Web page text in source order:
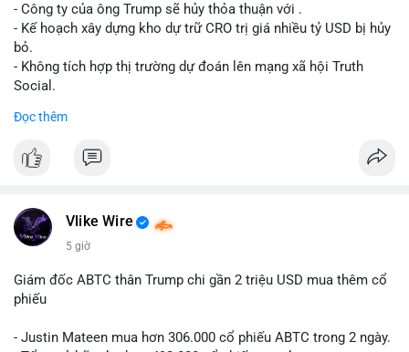
Lời khuyên cho nhà đầu tư nhỏ lẻ: Theo dõi xác nhận giao dịch
và dòng tiền tiếp theo từ ví nguồn. Khối lượng này chưa đủ tạo
áp lực bán mạnh, nhưng nếu xuất hiện thêm 2-3 giao dịch
tương tự trong 24 giờ tới, khả năng cao là sóng điều chỉnh
ở vùng giá hiện tại.
#12dot1btc #786kusd
- Công ty của ông Trump sẽ hủy thỏa thuận với .
- Kế hoạch xây dựng kho dự trữ CRO trị giá nhiều tỷ USD bị hủy
bỏ.
- Không tích hợp thị trường dự đoán lên mạng xã hội Truth
Social.
#binancesquare
$cro
📰 Nguồn: Cointelegraph
Đọc thêm
Vlike Wire
5 giờ
Giám đốc ABTC thân Trump chi gần 2 triệu USD mua thêm cổ
phiếu
- Justin Mateen mua hơn 306.000 cổ phiếu ABTC trong 2 ngày.